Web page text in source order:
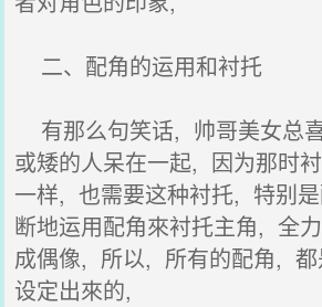
二、配角的运用和衬托
有那么句笑话, 帅哥美女总
或矮的人呆在一起, 因为那时
一样, 也需要这种衬托, 特别
断地运用配角來衬托主角, 全
成偶像, 所以, 所有的配角, 都
设定出來的,